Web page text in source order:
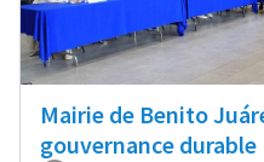
Mairie de Benito
gouvernance durable